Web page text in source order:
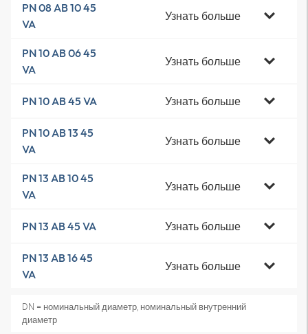
PN 08 AB 10 45
VA
Узнать больше
PN 10 AB 06 45
VA
Узнать больше
PN 10 AB 45 VA Узнать больше
PN 10 AB 13 45
VA
Узнать больше
PN 13 AB 10 45
VA
Узнать больше
PN 13 AB 45 VA Узнать больше
PN 13 AB 16 45
VA
Узнать больше
DN = номинальный диаметр, номинальный внутренний
диаметр